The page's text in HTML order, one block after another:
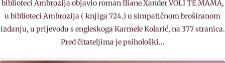
biblioteci Ambrozija objavio roman Iliane Xander VOLI TE MAMA,
u biblioteci Ambrozija ( knjiga 724.) u simpatičnom broširanom
izdanju, u prijevodu s engleskoga Karmele Kolarić, na 377 stranica.
Pred čitateljima je psihološki…